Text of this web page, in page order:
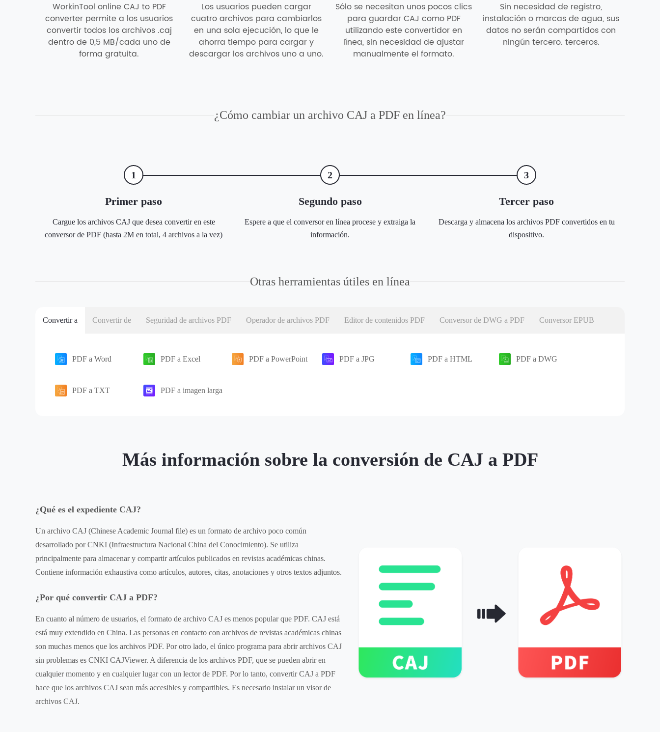
WorkinTool online CAJ to PDF
converter permite a los usuarios
convertir todos los archivos .caj
dentro de 0,5 MB/cada uno de
forma gratuita.
Los usuarios pueden cargar
cuatro archivos para cambiarlos
en una sola ejecución, lo que le
ahorra tiempo para cargar y
descargar los archivos uno a uno.
Sólo se necesitan unos pocos clics
para guardar CAJ como PDF
utilizando este convertidor en
línea, sin necesidad de ajustar
manualmente el formato.
Sin necesidad de registro,
instalación o marcas de agua, sus
datos no serán compartidos con
ningún tercero. terceros.
¿Cómo cambiar un archivo CAJ a PDF en línea?
1
Primer paso
Cargue los archivos CAJ que desea convertir en este
conversor de PDF (hasta 2M en total, 4 archivos a la vez)
2
Segundo paso
Espere a que el conversor en línea procese y extraiga la
información.
3
Tercer paso
Descarga y almacena los archivos PDF convertidos en tu
dispositivo.
Otras herramientas útiles en línea
Convertir a Convertir de Seguridad de archivos PDF Operador de archivos PDF Editor de contenidos PDF Conversor de DWG a PDF Conversor EPUB
PDF a Word PDF a Excel PDF a PowerPoint PDF a JPG PDF a HTML PDF a DWG
PDF a TXT PDF a imagen larga
Más información sobre la conversión de CAJ a PDF
¿Qué es el expediente CAJ?
Un archivo CAJ (Chinese Academic Journal file) es un formato de archivo poco común
desarrollado por CNKI (Infraestructura Nacional China del Conocimiento). Se utiliza
principalmente para almacenar y compartir artículos publicados en revistas académicas chinas.
Contiene información exhaustiva como artículos, autores, citas, anotaciones y otros textos adjuntos.
¿Por qué convertir CAJ a PDF?
En cuanto al número de usuarios, el formato de archivo CAJ es menos popular que PDF. CAJ está
está muy extendido en China. Las personas en contacto con archivos de revistas académicas chinas
son muchas menos que los archivos PDF. Por otro lado, el único programa para abrir archivos CAJ
sin problemas es CNKI CAJViewer. A diferencia de los archivos PDF, que se pueden abrir en
cualquier momento y en cualquier lugar con un lector de PDF. Por lo tanto, convertir CAJ a PDF
hace que los archivos CAJ sean más accesibles y compartibles. Es necesario instalar un visor de
archivos CAJ.